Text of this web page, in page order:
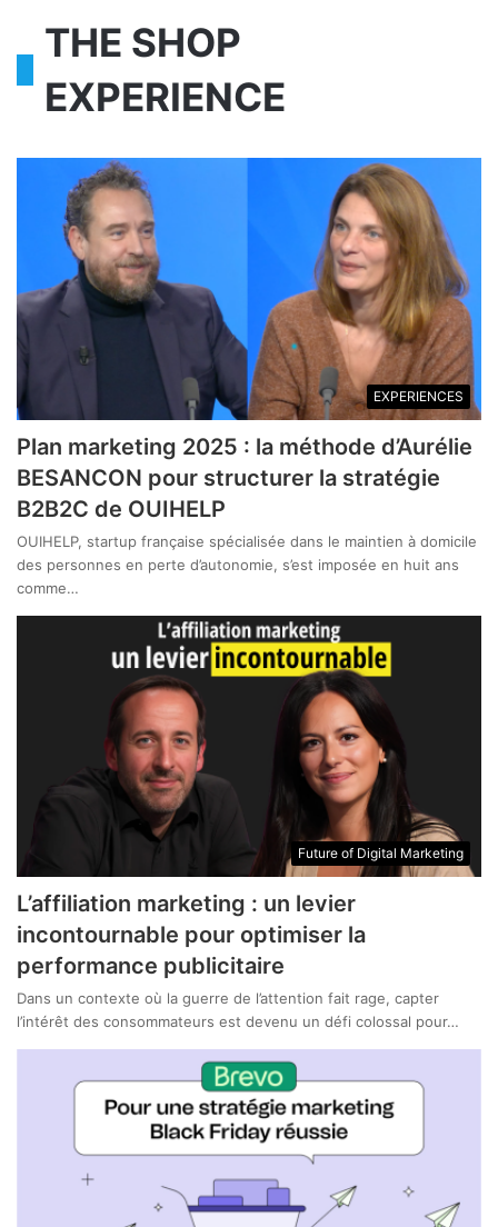
THE SHOP
EXPERIENCE
EXPERIENCES
Plan marketing 2025 : la méthode d’Aurélie
BESANCON pour structurer la stratégie
B2B2C de OUIHELP
OUIHELP, startup française spécialisée dans le maintien à domicile
des personnes en perte d’autonomie, s’est imposée en huit ans
comme…
Future of Digital Marketing
L’affiliation marketing : un levier
incontournable pour optimiser la
performance publicitaire
Dans un contexte où la guerre de l’attention fait rage, capter
l’intérêt des consommateurs est devenu un défi colossal pour…